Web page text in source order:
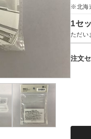
※北海
1セ
ただい
注文